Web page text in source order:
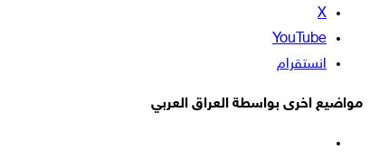
‫X
‫YouTube
انستقرام
مواضيع اخرى بواسطة العراق العربي